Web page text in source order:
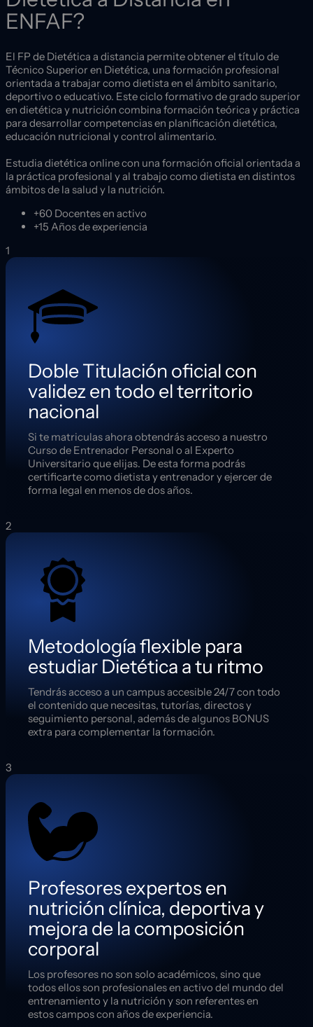
ENFAF?
El FP de Dietética a distancia permite obtener el título de
Técnico Superior en Dietética, una formación profesional
orientada a trabajar como dietista en el ámbito sanitario,
deportivo o educativo. Este ciclo formativo de grado superior
en dietética y nutrición combina formación teórica y práctica
para desarrollar competencias en planificación dietética,
educación nutricional y control alimentario.
Estudia dietética online con una formación oficial orientada a
la práctica profesional y al trabajo como dietista en distintos
ámbitos de la salud y la nutrición.
+60 Docentes en activo
+15 Años de experiencia
1
Doble Titulación oficial con
validez en todo el territorio
nacional
Si te matriculas ahora obtendrás acceso a nuestro
Curso de Entrenador Personal o al Experto
Universitario que elijas. De esta forma podrás
certificarte como dietista y entrenador y ejercer de
forma legal en menos de dos años.
2
Metodología flexible para
estudiar Dietética a tu ritmo
Tendrás acceso a un campus accesible 24/7 con todo
el contenido que necesitas, tutorías, directos y
seguimiento personal, además de algunos BONUS
extra para complementar la formación.
3
Profesores expertos en
nutrición clínica, deportiva y
mejora de la composición
corporal
Los profesores no son solo académicos, sino que
todos ellos son profesionales en activo del mundo del
entrenamiento y la nutrición y son referentes en
estos campos con años de experiencia.